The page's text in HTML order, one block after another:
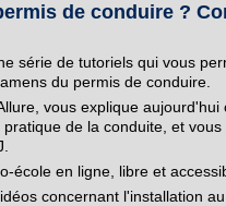
de conduire ?
série de tutoriels qui vous
du permis de conduire.
vous explique aujourd'hui
de la conduite, et
école en ligne, libre et
concernant l'installation au